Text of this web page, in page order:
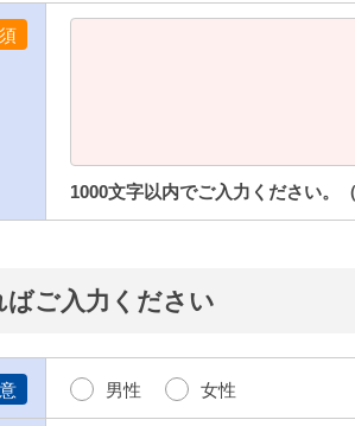
1000文字以内でご入力ください。
ご入力ください
男性 女性